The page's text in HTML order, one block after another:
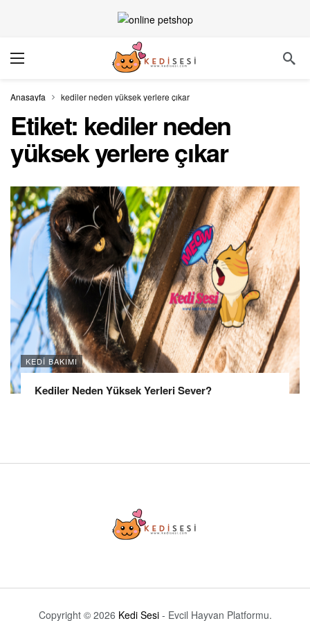
Anasayfa kediler neden yüksek yerlere çıkar
Etiket: kediler neden
yüksek yerlere çıkar
KEDI BAKIMI
Kediler Neden Yüksek Yerleri Sever?
Copyright © 2026 Kedi Sesi- Evcil Hayvan Platformu.